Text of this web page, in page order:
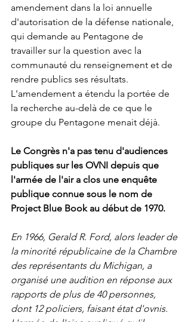
amendement dans la loi annuelle
d'autorisation de la défense nationale,
qui demande au Pentagone de
travailler sur la question avec la
communauté du renseignement et de
rendre publics ses résultats.
L'amendement a étendu la portée de
la recherche au-delà de ce que le
groupe du Pentagone menait déjà.
Le Congrès n'a pas tenu d'audiences
publiques sur les OVNI depuis que
l'armée de l'air a clos une enquête
publique connue sous le nom de
Project Blue Book au début de 1970.
En 1966, Gerald R. Ford, alors leader de
la minorité républicaine de la Chambre
des représentants du Michigan, a
organisé une audition en réponse aux
rapports de plus de 40 personnes,
dont 12 policiers, faisant état d'ovnis.